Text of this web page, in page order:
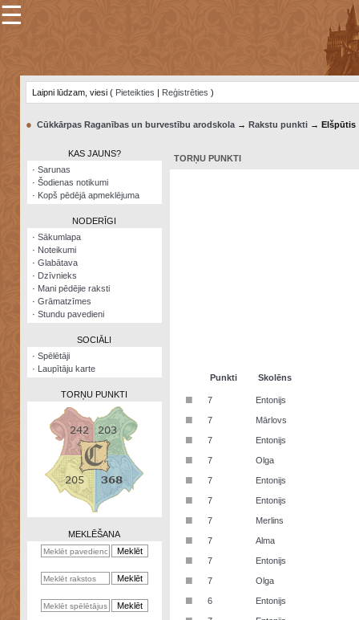
×
Šodienas
notikumi
Visatcera
almanahs
Arhīvs
Zināšanu
kalkulators
☰
Laipni lūdzam, viesi ( Pieteikties | Reģistrēties )
● Cūkkārpas Raganības un burvestību arodskola→ Rakstu punkti→ Elšpūtis
KAS JAUNS?
· Sarunas
· Šodienas notikumi
· Kopš pēdējā apmeklējuma
NODERĪGI
· Sākumlapa
· Noteikumi
· Glabātava
· Dzīvnieks
· Mani pēdējie raksti
· Grāmatzīmes
· Stundu pavedieni
SOCIĀLI
· Spēlētāji
· Laupītāju karte
TORŅU PUNKTI
MEKLĒŠANA
TORŅU PUNKTI
Punkti Skolēns
■ 7 Entonijs
■ 7 Mārlovs
■ 7 Entonijs
■ 7 Olga
■ 7 Entonijs
■ 7 Entonijs
■ 7 Merlins
■ 7 Alma
■ 7 Entonijs
■ 7 Olga
■ 6 Entonijs